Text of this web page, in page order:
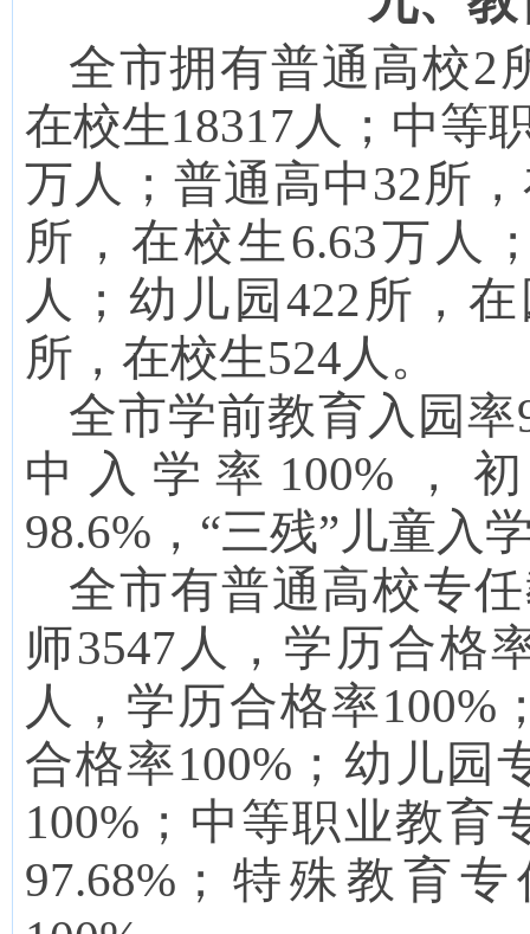
全市拥有普通高校2
在校生18317人；中等
万人；普通高中32所
所，在校生6.63万人
人；幼儿园 422 所，
所，在校生524人。
全市学前教育入园率
中入学率100%，
98.6%，“三残”儿童入
全市有普通高校专
师3547 人，学历合格
人，学历合格率100%
合格率100%；幼儿园
100%；中等职业教育
97.68%；特殊教育专